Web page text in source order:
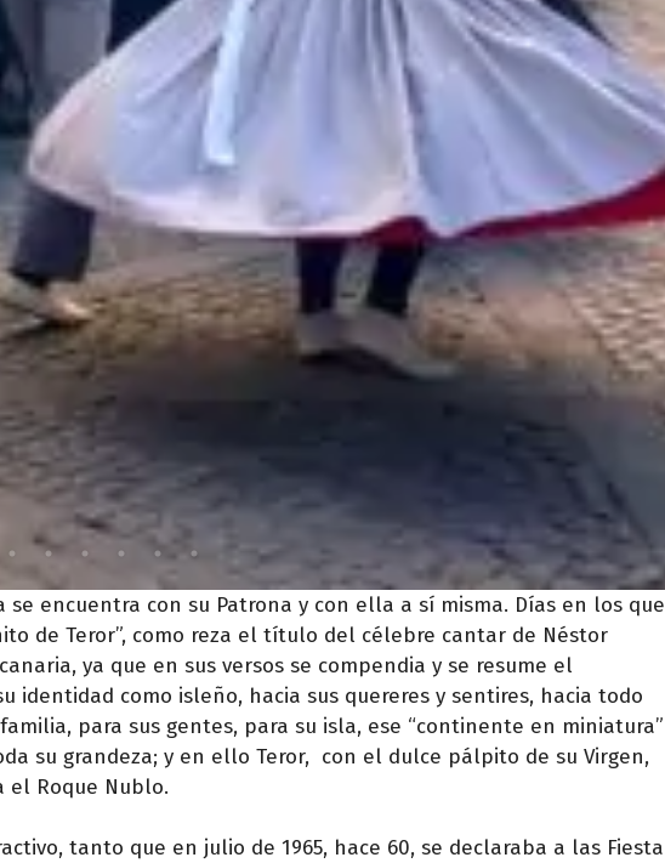
encuentra con su Patrona y con ella a sí misma. Días en los que
de Teror”, como reza el título del célebre cantar de Néstor
ya que en sus versos se compendia y se resume el
identidad como isleño, hacia sus quereres y sentires, hacia todo
para sus gentes, para su isla, ese “continente en miniatura”
su grandeza; y en ello Teror, con el dulce pálpito de su Virgen,
el Roque Nublo.
tanto que en julio de 1965, hace 60, se declaraba a las Fiesta